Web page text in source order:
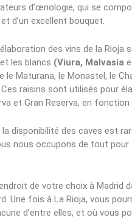
d’œnologie, qui se
d’un excellent bouquet.
des vins de la Rioja
et les blancs (Viura, Malvasía
Maturana, le Monastel, le
raisins sont utilisés pour
et Gran Reserva, en
disponibilité des caves est
nous occupons de tout pour
de votre choix à Madrid
Une fois à La Rioja, vous
d’entre elles, et où vous